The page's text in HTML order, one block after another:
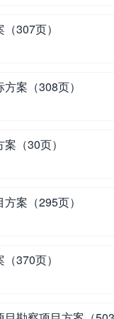
307页）
案（308页）
（30页）
案（295页）
370页）